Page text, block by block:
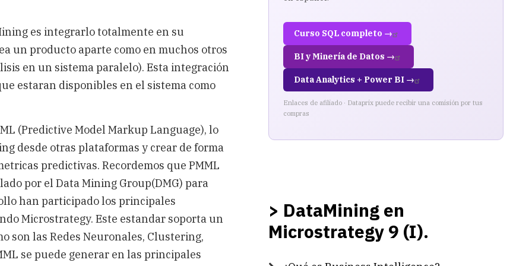
es integrarlo totalmente en su
un producto aparte como en muchos otros
en un sistema paralelo). Esta integración
estaran disponibles en el sistema como
(Predictive Model Markup Language), lo
desde otras plataformas y crear de forma
predictivas. Recordemos que PMML
por el Data Mining Group(DMG) para
han participado los principales
Microstrategy. Este estandar soporta un
son las Redes Neuronales, Clustering,
se puede generar en las principales
Curso SQL completo →
BI y Minería de Datos →
Data Analytics + Power BI →
Enlaces de afiliado · Dataprix puede recibir una comisión por tus
compras
> DataMining en
Microstrategy 9 (I).